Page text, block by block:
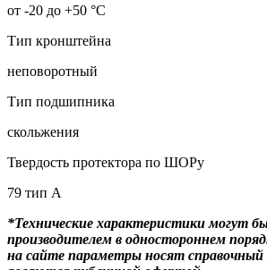
от -20 до +50 °С
Тип кронштейна
неповоротный
Тип подшипника
скольжения
Твердость протектора по ШОРу
79 тип А
*Технические характеристики могут
производителем в одностороннем
на сайте параметры носят справочный